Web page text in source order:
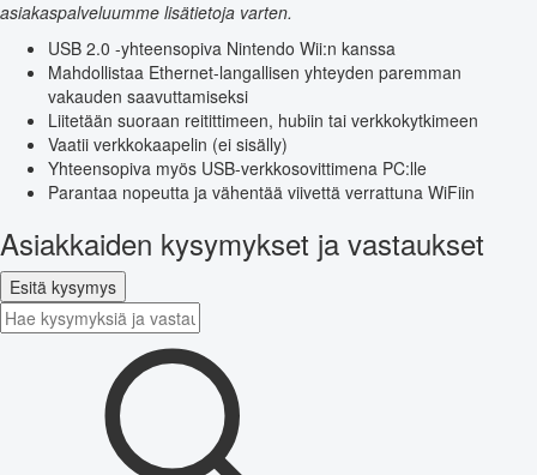
asiakaspalveluumme lisätietoja varten.
USB 2.0 -yhteensopiva Nintendo Wii:n kanssa
Mahdollistaa Ethernet-langallisen yhteyden paremman
vakauden saavuttamiseksi
Liitetään suoraan reitittimeen, hubiin tai verkkokytkimeen
Vaatii verkkokaapelin (ei sisälly)
Yhteensopiva myös USB-verkkosovittimena PC:lle
Parantaa nopeutta ja vähentää viivettä verrattuna WiFiin
Asiakkaiden kysymykset ja vastaukset
Esitä kysymys